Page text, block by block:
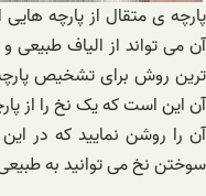
پارچه ی متقال از پارچه
آن می تواند از الیاف
ترین روش برای تشخیص
آن این است که یک نخ را از
آن را روشن نمایید که در
سوختن نخ می توانید به